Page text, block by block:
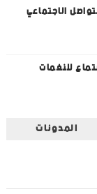
الاجتماعي
للنغمات
المدونات